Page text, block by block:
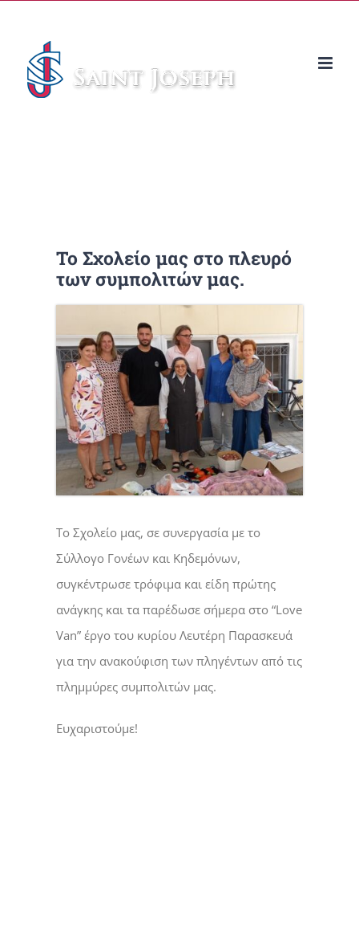
περιεχόμενο
Το Σχολείο μας στο πλευρό
των συμπολιτών μας.
Το Σχολείο μας, σε συνεργασία με το
Σύλλογο Γονέων και Κηδεμόνων,
συγκέντρωσε τρόφιμα και είδη πρώτης
ανάγκης και τα παρέδωσε σήμερα στο “Love
Van” έργο του κυρίου Λευτέρη Παρασκευά
για την ανακούφιση των πληγέντων από τις
πλημμύρες συμπολιτών μας.
Ευχαριστούμε!